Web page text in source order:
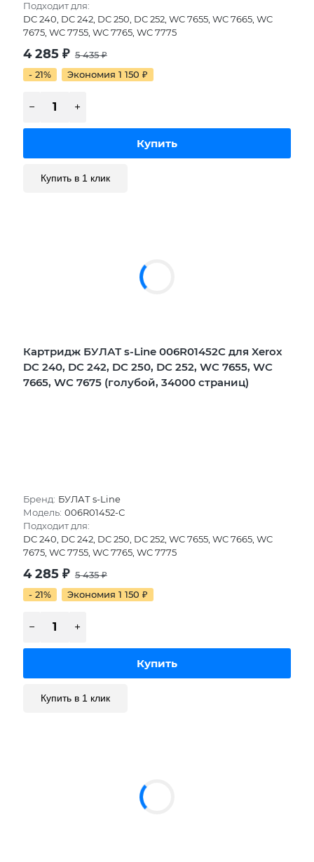
Подходит для:
DC 240, DC 242, DC 250, DC 252, WC 7655, WC 7665, WC
7675, WC 7755, WC 7765, WC 7775
4 285 ₽ 5 435₽
- 21%
Экономия 1 150 ₽
Купить в 1 клик
Картридж БУЛАТ s-Line 006R01452C для Xerox
DC 240, DC 242, DC 250, DC 252, WC 7655, WC
7665, WC 7675 (голубой, 34000 страниц)
Бренд: БУЛАТ s-Line
Модель: 006R01452-С
Подходит для:
DC 240, DC 242, DC 250, DC 252, WC 7655, WC 7665, WC
7675, WC 7755, WC 7765, WC 7775
4 285 ₽ 5 435₽
- 21%
Экономия 1 150 ₽
Купить в 1 клик